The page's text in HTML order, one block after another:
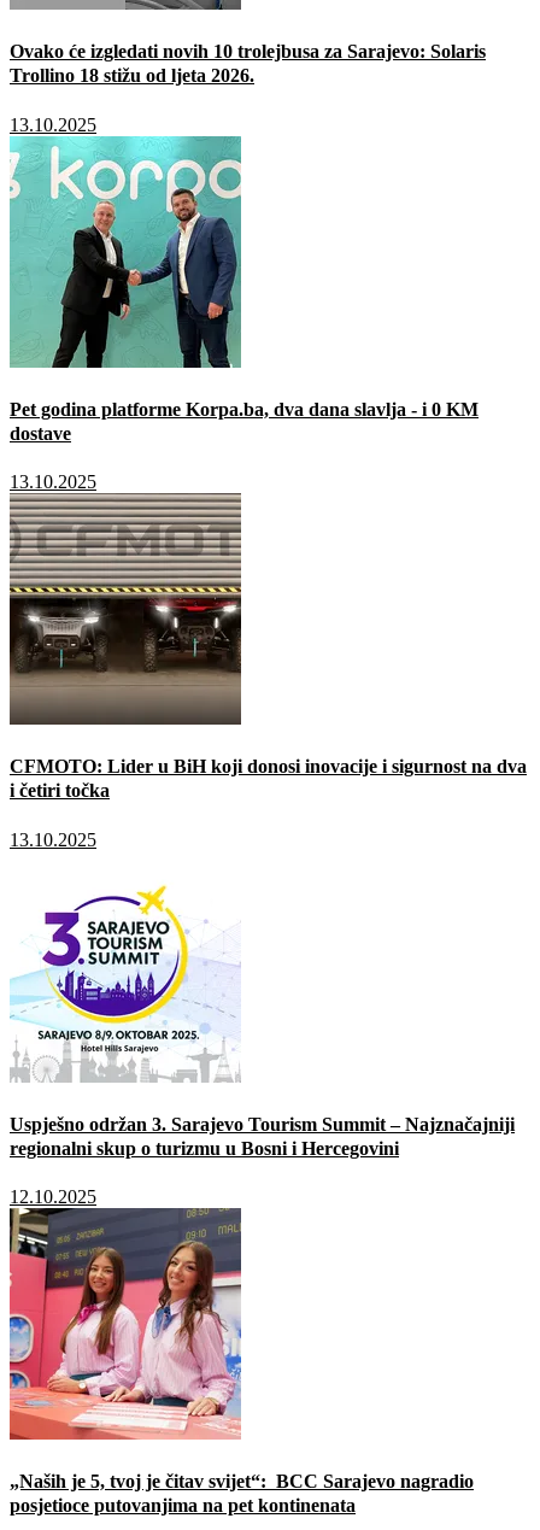
Ovako će izgledati novih 10 trolejbusa za Sarajevo: Solaris
Trollino 18 stižu od ljeta 2026.
13.10.2025
Pet godina platforme Korpa.ba, dva dana slavlja - i 0 KM
dostave
13.10.2025
CFMOTO: Lider u BiH koji donosi inovacije i sigurnost na dva
i četiri točka
13.10.2025
Uspješno održan 3. Sarajevo Tourism Summit – Najznačajniji
regionalni skup o turizmu u Bosni i Hercegovini
12.10.2025
„Naših je 5, tvoj je čitav svijet“: BCC Sarajevo nagradio
posjetioce putovanjima na pet kontinenata